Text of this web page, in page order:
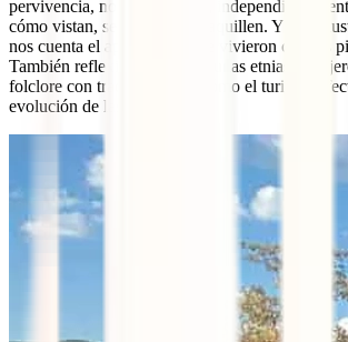
pervivencia, nos dice Daniel,
cómo vistan, se decoren o maquillen. Y para
nos cuenta el aprendizaje que vivieron con los
También reflexiona cómo algunas etnias y
folclore con tradición, y de cómo el turismo
evolución de las culturas.